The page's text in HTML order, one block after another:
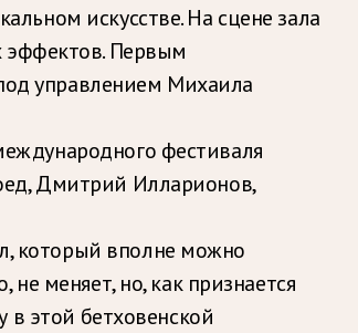
искусстве. На сцене зала
эффектов. Первым
управлением Михаила
фестиваля
Дмитрий Илларионов,
который вполне можно
меняет, но, как признается
в этой бетховенской